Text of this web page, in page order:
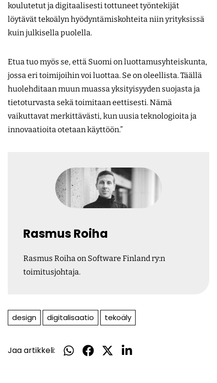
koulutetut ja digitaalisesti tottuneet työntekijät
löytävät tekoälyn hyödyntämiskohteita niin yrityksissä
kuin julkisella puolella.
Etua tuo myös se, että Suomi on luottamusyhteiskunta,
jossa eri toimijoihin voi luottaa. Se on oleellista. Täällä
huolehditaan muun muassa yksityisyyden suojasta ja
tietoturvasta sekä toimitaan eettisesti. Nämä
vaikuttavat merkittävästi, kun uusia teknologioita ja
innovaatioita otetaan käyttöön.”
Rasmus Roiha
Rasmus Roiha on Software Finland ry:n
toimitusjohtaja.
design digitalisaatio tekoäly
Jaa artikkeli:
Jaa
Jaa
Jaa
Jaa